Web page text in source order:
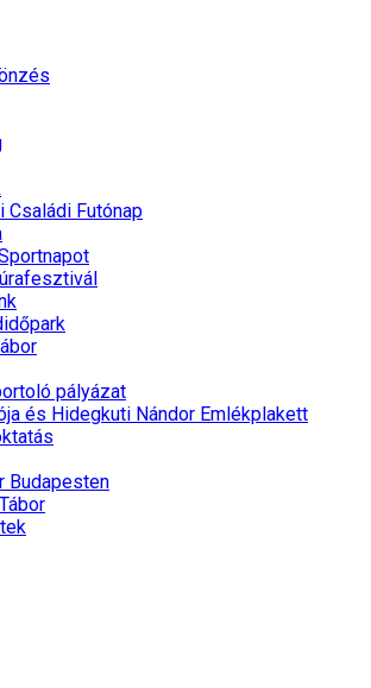
Családi Futónap
pályázat
és Hidegkuti Nándor Emlékplakett
Budapesten